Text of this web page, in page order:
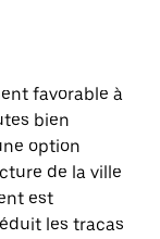
favorable à
bien
option
de la ville
est
les tracas